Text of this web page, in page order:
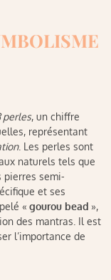
perles, un chiffre
représentant
. Les perles sont
naturels tels que
pierres semi-
et ses
« gourou bead »,
des mantras. Il est
l’importance de